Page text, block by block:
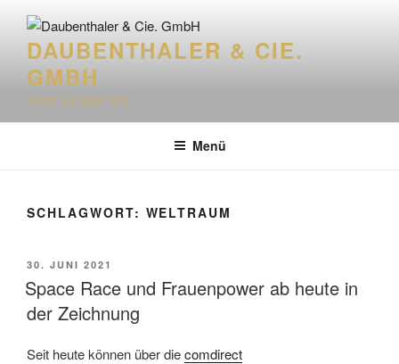
Inhalt
springenDAUBENTHALER & CIE.
GMBH
Asset Management
Menü
SCHLAGWORT: WELTRAUM
VERÖFFENTLICHT
AM
30. JUNI 2021
Space Race und Frauenpower ab heute in
der Zeichnung
Seit heute können über diecomdirect